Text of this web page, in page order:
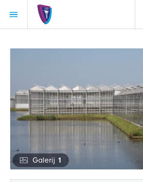
Galerij 1